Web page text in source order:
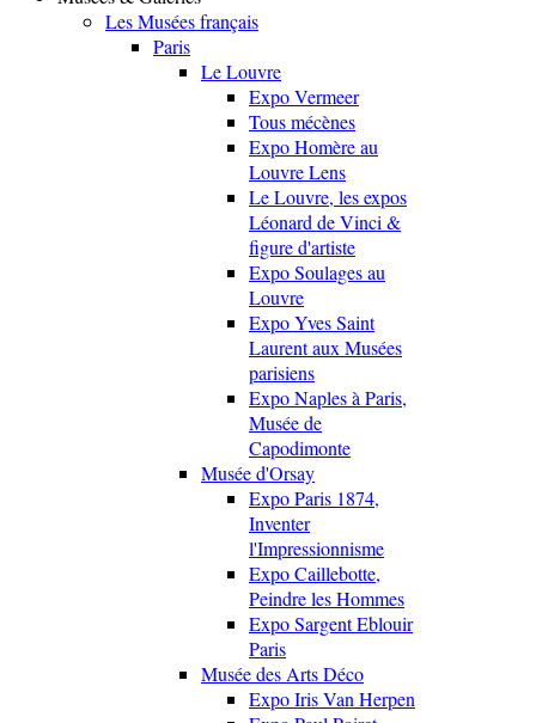
Les Musées français
Paris
Le Louvre
Expo Vermeer
Tous mécènes
Expo Homère au
Louvre Lens
Le Louvre, les expos
Léonard de Vinci &
figure d'artiste
Expo Soulages au
Louvre
Expo Yves Saint
Laurent aux Musées
parisiens
Expo Naples à Paris,
Musée de
Capodimonte
Musée d'Orsay
Expo Paris 1874,
Inventer
l'Impressionnisme
Expo Caillebotte,
Peindre les Hommes
Expo Sargent Eblouir
Paris
Musée des Arts Déco
Expo Iris Van Herpen